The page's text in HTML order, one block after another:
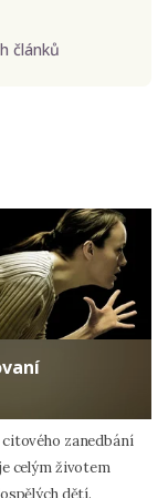
článků
zanedbání
celým životem
dětí.